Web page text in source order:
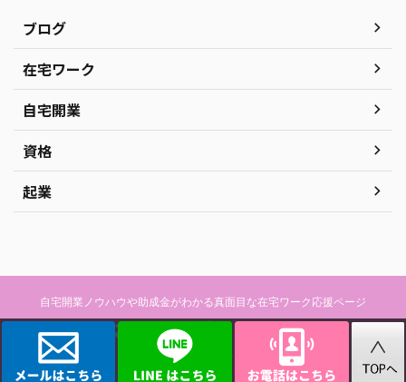
ブログ
在宅ワーク
自宅開業
資格
起業
自宅開業ノウハウや助成金がわかる真面目な在宅ワーク応援ページ
おうちでビジネス！
© 2026 おうちでビジネス！